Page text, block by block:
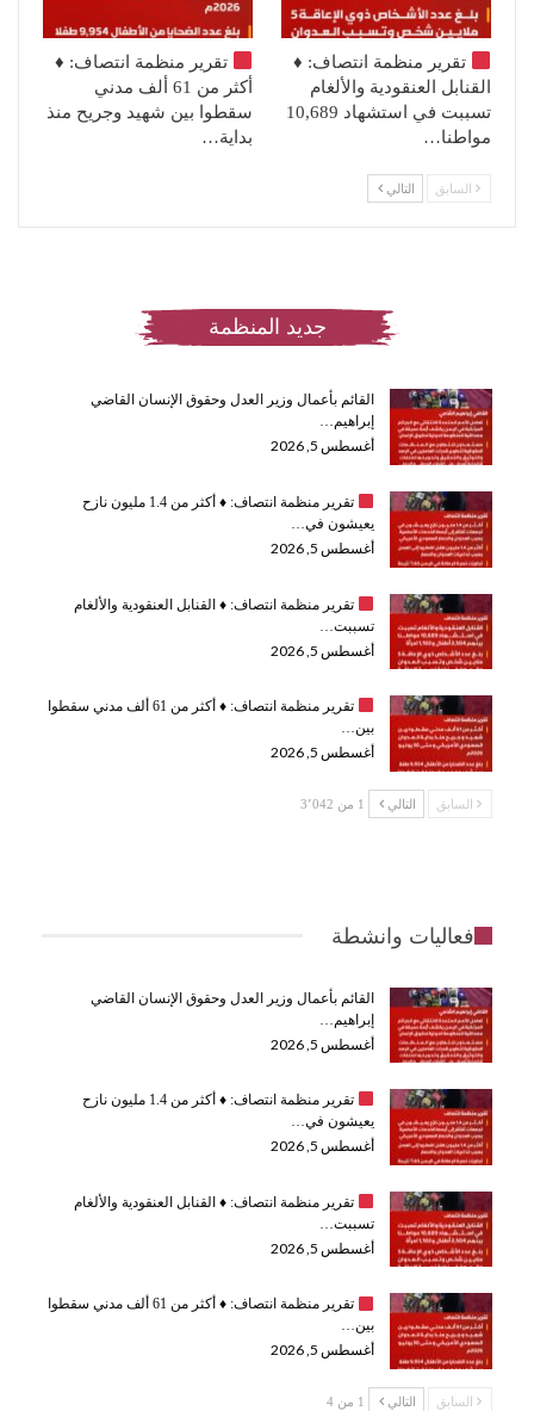
تقرير منظمة انتصاف: ♦️
القنابل العنقودية والألغام
تسببت في استشهاد 10,689
مواطنا…
تقرير منظمة انتصاف: ♦️
أكثر من 61 ألف مدني
سقطوا بين شهيد وجريح منذ
بداية…
السابق التالي
جديد المنظمة
القائم بأعمال وزير العدل وحقوق الإنسان القاضي
إبراهيم…
أغسطس 5, 2026
تقرير منظمة انتصاف: ♦️
أكثر من 1.4 مليون نازح
يعيشون في…
أغسطس 5, 2026
تقرير منظمة انتصاف: ♦️القنابل العنقودية والألغام
تسببت…
أغسطس 5, 2026
تقرير منظمة انتصاف: ♦️
أكثر من 61 ألف مدني سقطوا
بين…
أغسطس 5, 2026
السابق التالي 1 من 3٬042
فعاليات وانشطة
القائم بأعمال وزير العدل وحقوق الإنسان القاضي
إبراهيم…
أغسطس 5, 2026
تقرير منظمة انتصاف: ♦️
أكثر من 1.4 مليون نازح
يعيشون في…
أغسطس 5, 2026
تقرير منظمة انتصاف: ♦️القنابل العنقودية والألغام
تسببت…
أغسطس 5, 2026
تقرير منظمة انتصاف: ♦️
أكثر من 61 ألف مدني سقطوا
بين…
أغسطس 5, 2026
السابق التالي 1 من 4